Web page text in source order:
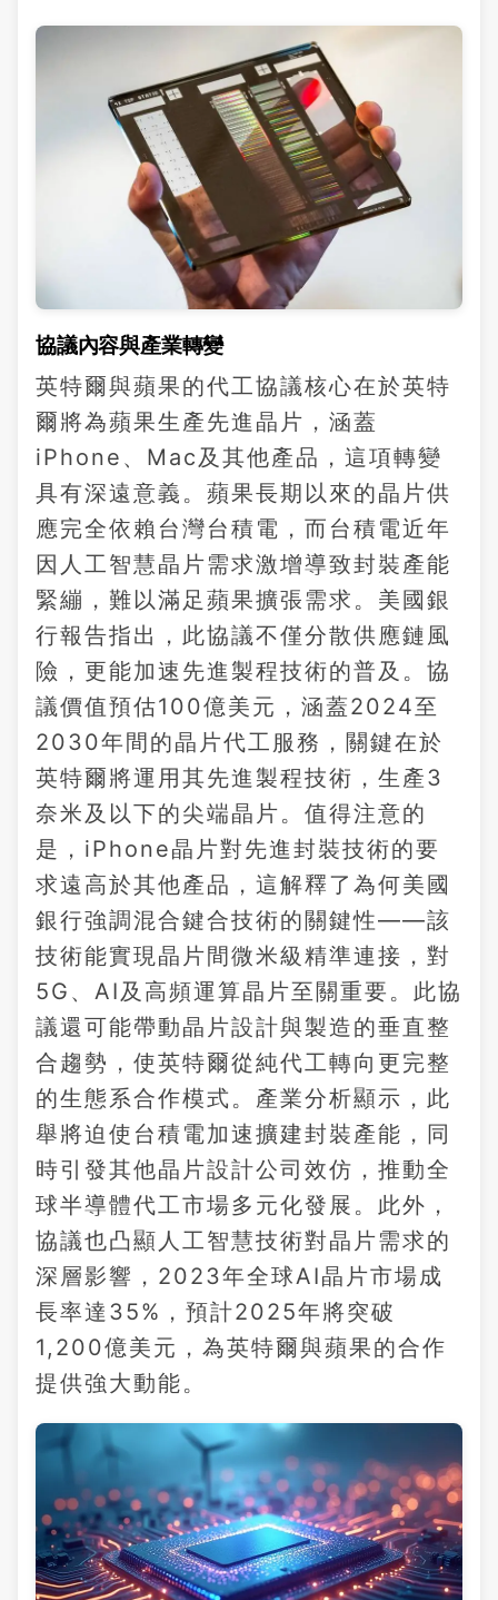
協議內容與產業轉變
英特爾與蘋果的代工協議核心在於英特
爾將為蘋果生產先進晶片，涵蓋
iPhone、Mac及其他產品，這項轉變
具有深遠意義。蘋果長期以來的晶片供
應完全依賴台灣台積電，而台積電近年
因人工智慧晶片需求激增導致封裝產能
緊繃，難以滿足蘋果擴張需求。美國銀
行報告指出，此協議不僅分散供應鏈風
險，更能加速先進製程技術的普及。協
議價值預估100億美元，涵蓋2024至
2030年間的晶片代工服務，關鍵在於
英特爾將運用其先進製程技術，生產3
奈米及以下的尖端晶片。值得注意的
是，iPhone晶片對先進封裝技術的要
求遠高於其他產品，這解釋了為何美國
銀行強調混合鍵合技術的關鍵性——該
技術能實現晶片間微米級精準連接，對
5G、AI及高頻運算晶片至關重要。此協
議還可能帶動晶片設計與製造的垂直整
合趨勢，使英特爾從純代工轉向更完整
的生態系合作模式。產業分析顯示，此
舉將迫使台積電加速擴建封裝產能，同
時引發其他晶片設計公司效仿，推動全
球半導體代工市場多元化發展。此外，
協議也凸顯人工智慧技術對晶片需求的
深層影響，2023年全球AI晶片市場成
長率達35%，預計2025年將突破
1,200億美元，為英特爾與蘋果的合作
提供強大動能。